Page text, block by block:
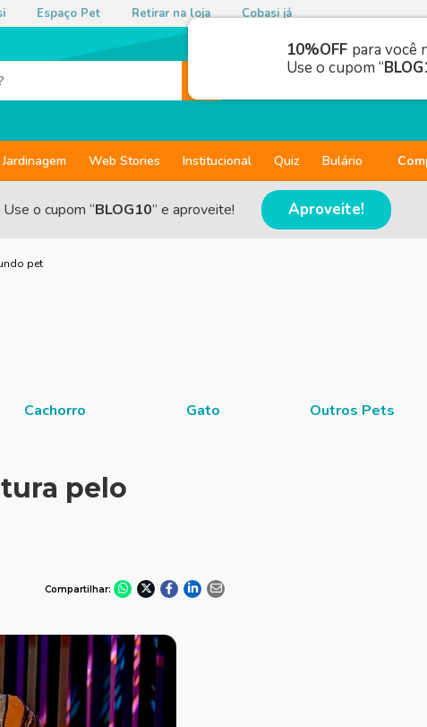
Espaço Pet Retirar na loja Cobasi já
Jardinagem Web Stories Institucional Quiz Bulário
o cupom “BLOG10” e aproveite! Aproveite!
pet
Cachorro Gato Outros Pets
pelo
Compartilhar:
10%OFF para você
Use o cupom “